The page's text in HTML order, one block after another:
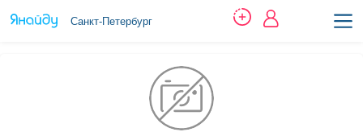
Санкт-Петербург